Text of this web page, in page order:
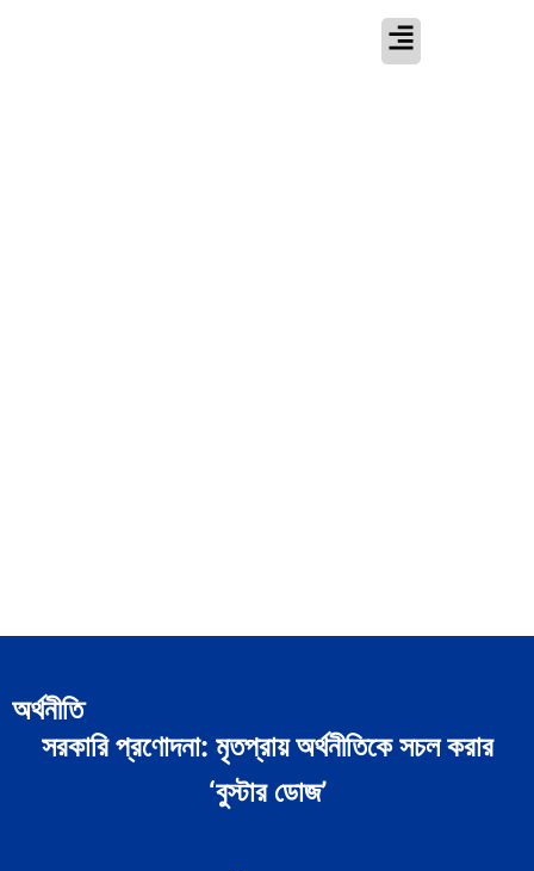
অর্থনীতি
সরকারি প্রণোদনা: মৃতপ্রায় অর্থনীতিকে সচল করার
‘বুস্টার ডোজ’